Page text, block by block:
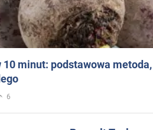
minut: podstawowa
6